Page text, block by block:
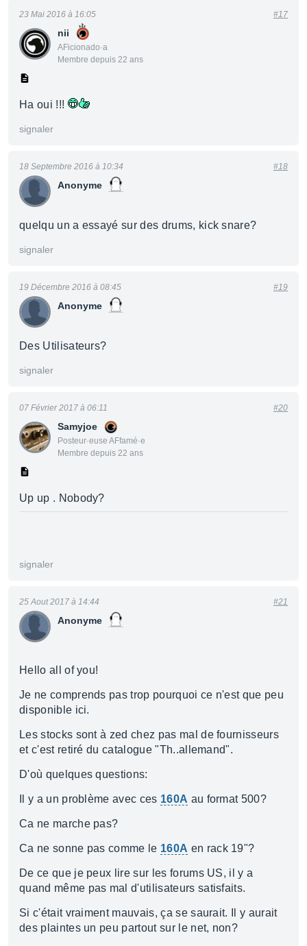
nii
AFicionado·a
Membre depuis 22 ans
23 Mai 2016 à 16:05 #17
Ha oui !!!
signaler
Anonyme
18 Septembre 2016 à 10:34 #18
quelqu un a essayé sur des drums, kick snare?
signaler
Anonyme
19 Décembre 2016 à 08:45 #19
Des Utilisateurs?
signaler
Samyjoe
Posteur·euse AFfamé·e
Membre depuis 22 ans
07 Février 2017 à 06:11 #20
Up up . Nobody?
signaler
Anonyme
25 Aout 2017 à 14:44 #21
Hello all of you!
Je ne comprends pas trop pourquoi ce n'est que peu
disponible ici.
Les stocks sont à zed chez pas mal de fournisseurs
et c'est retiré du catalogue "Th..allemand".
D'où quelques questions:
Il y a un problème avec ces 160A au format 500?
Ca ne marche pas?
Ca ne sonne pas comme le 160A en rack 19"?
De ce que je peux lire sur les forums US, il y a
quand même pas mal d'utilisateurs satisfaits.
Si c'était vraiment mauvais, ça se saurait. Il y aurait
des plaintes un peu partout sur le net, non?